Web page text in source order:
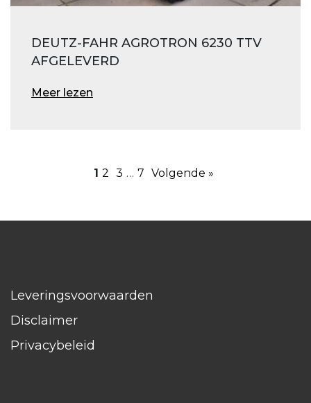
DEUTZ-FAHR AGROTRON 6230 TTV
AFGELEVERD
Meer lezen
1 2 3 … 7 Volgende »
Leveringsvoorwaarden
Disclaimer
Privacybeleid